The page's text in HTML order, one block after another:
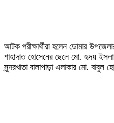
আটক পরীক্ষার্থীরা হলেন ডোমার
শাহাদাত হোসেনের ছেলে মো. হৃদয়
সুন্দরখাতা বালাপাড়া এলাকার মো. বাবুল